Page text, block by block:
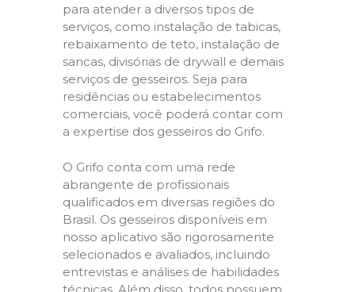
para atender a diversos tipos de
serviços, como instalação de tabicas,
rebaixamento de teto, instalação de
sancas, divisórias de drywall e demais
serviços de gesseiros. Seja para
residências ou estabelecimentos
comerciais, você poderá contar com
a expertise dos gesseiros do Grifo.
O Grifo conta com uma rede
abrangente de profissionais
qualificados em diversas regiões do
Brasil. Os gesseiros disponíveis em
nosso aplicativo são rigorosamente
selecionados e avaliados, incluindo
entrevistas e análises de habilidades
técnicas. Além disso, todos possuem